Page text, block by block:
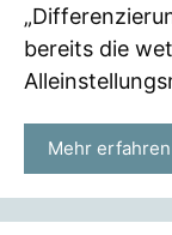
bereits die
Mehr erfahren